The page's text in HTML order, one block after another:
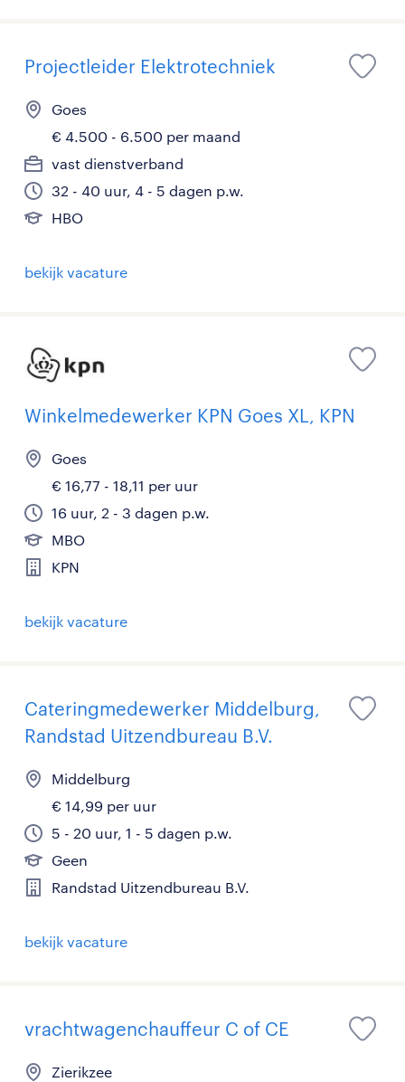
Projectleider Elektrotechniek
Goes
€ 4.500 - 6.500 per maand
vast dienstverband
32 - 40 uur, 4 - 5 dagen p.w.
HBO
bekijk vacature
Winkelmedewerker KPN Goes XL, KPN
Goes
€ 16,77 - 18,11 per uur
16 uur, 2 - 3 dagen p.w.
MBO
KPN
bekijk vacature
Cateringmedewerker Middelburg,
Randstad Uitzendbureau B.V.
Middelburg
€ 14,99 per uur
5 - 20 uur, 1 - 5 dagen p.w.
Geen
Randstad Uitzendbureau B.V.
bekijk vacature
vrachtwagenchauffeur C of CE
Zierikzee